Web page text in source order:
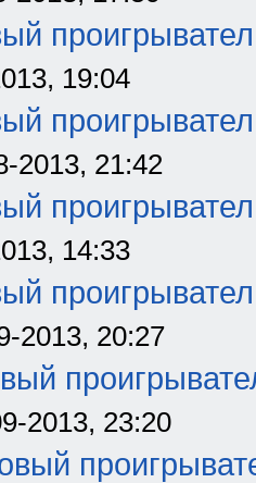
19:04
2013, 21:42
14:33
2013, 20:27
2013, 23:20